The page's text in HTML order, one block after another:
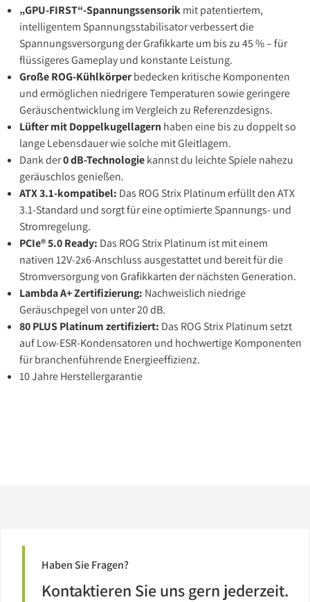
„GPU-FIRST“-Spannungssensorikmit patentiertem,
intelligentem Spannungsstabilisator verbessert die
Spannungsversorgung der Grafikkarte um bis zu 45 % – für
flüssigeres Gameplay und konstante Leistung.
Große ROG-Kühlkörperbedecken kritische Komponenten
und ermöglichen niedrigere Temperaturen sowie geringere
Geräuschentwicklung im Vergleich zu Referenzdesigns.
Lüfter mit Doppelkugellagern haben eine bis zu doppelt so
lange Lebensdauer wie solche mit Gleitlagern.
Dank der0 dB-Technologiekannst du leichte Spiele nahezu
geräuschlos genießen.
ATX 3.1-kompatibel: Das ROG Strix Platinum erfüllt den ATX
3.1-Standard und sorgt für eine optimierte Spannungs- und
Stromregelung.
PCIe® 5.0 Ready: Das ROG Strix Platinum ist mit einem
nativen 12V-2x6-Anschluss ausgestattet und bereit für die
Stromversorgung von Grafikkarten der nächsten Generation.
Lambda A+ Zertifizierung: Nachweislich niedrige
Geräuschpegel von unter 20 dB.
80 PLUS Platinum zertifiziert: Das ROG Strix Platinum setzt
auf Low-ESR-Kondensatoren und hochwertige Komponenten
für branchenführende Energieeffizienz.
10 Jahre Herstellergarantie
Haben Sie Fragen?
Kontaktieren Sie uns gern jederzeit.